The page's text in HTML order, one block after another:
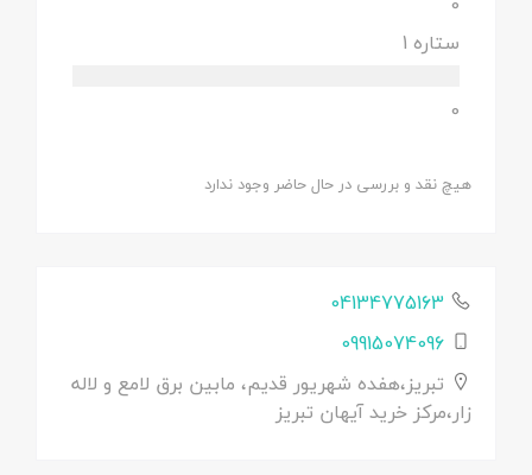
ستاره 1
0
هیچ نقد و بررسی در حال حاضر وجود ندارد
04134775163
09915074096
تبریز،هفده شهریور قدیم، مابین برق لامع و لاله
زار،مرکز خرید آیهان تبریز